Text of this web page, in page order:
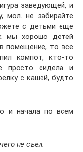
заведующей, и
мол, не забирайте
с детьми еще
мы хорошо детей
помещение, то все
компот, кто-то
просто сидела и
с кашей, будто
и начала по всем
не съел.